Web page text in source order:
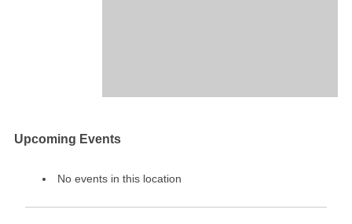
Upcoming Events
No events in this location